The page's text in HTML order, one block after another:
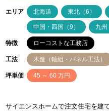
エリア 北海道 東北（6）
中国・四国（9） 九州
特徴 ローコストな工務店
工法 木造（軸組・パネル工法）
坪単価 45 ～ 60 万円
サイエンスホームで注文住宅を建